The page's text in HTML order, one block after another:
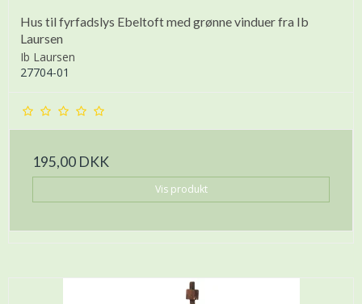
Hus til fyrfadslys Ebeltoft med grønne vinduer fra Ib
Laursen
Ib Laursen
27704-01
195,00 DKK
Vis produkt